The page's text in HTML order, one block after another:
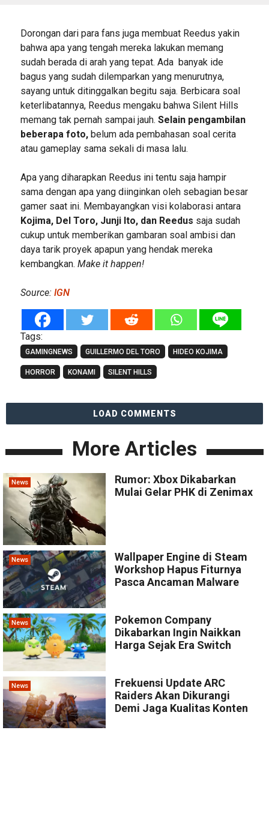
Dorongan dari para fans juga membuat Reedus yakin
bahwa apa yang tengah mereka lakukan memang
sudah berada di arah yang tepat. Ada banyak ide
bagus yang sudah dilemparkan yang menurutnya,
sayang untuk ditinggalkan begitu saja. Berbicara soal
keterlibatannya, Reedus mengaku bahwa Silent Hills
memang tak pernah sampai jauh. Selain pengambilan
beberapa foto,belum ada pembahasan soal cerita
atau gameplay sama sekali di masa lalu.
Apa yang diharapkan Reedus ini tentu saja hampir
sama dengan apa yang diinginkan oleh sebagian besar
gamer saat ini. Membayangkan visi kolaborasi antara
Kojima, Del Toro, Junji Ito, dan Reedus saja sudah
cukup untuk memberikan gambaran soal ambisi dan
daya tarik proyek apapun yang hendak mereka
kembangkan. Make it happen!
Source: IGN
Tags:
GAMINGNEWS GUILLERMO DEL TORO HIDEO KOJIMA
HORROR KONAMI SILENT HILLS
LOAD COMMENTS
More Articles
News
Rumor: Xbox Dikabarkan
Mulai Gelar PHK di Zenimax
News
Wallpaper Engine di Steam
Workshop Hapus Fiturnya
Pasca Ancaman Malware
News
Pokemon Company
Dikabarkan Ingin Naikkan
Harga Sejak Era Switch
News
Frekuensi Update ARC
Raiders Akan Dikurangi
Demi Jaga Kualitas Konten